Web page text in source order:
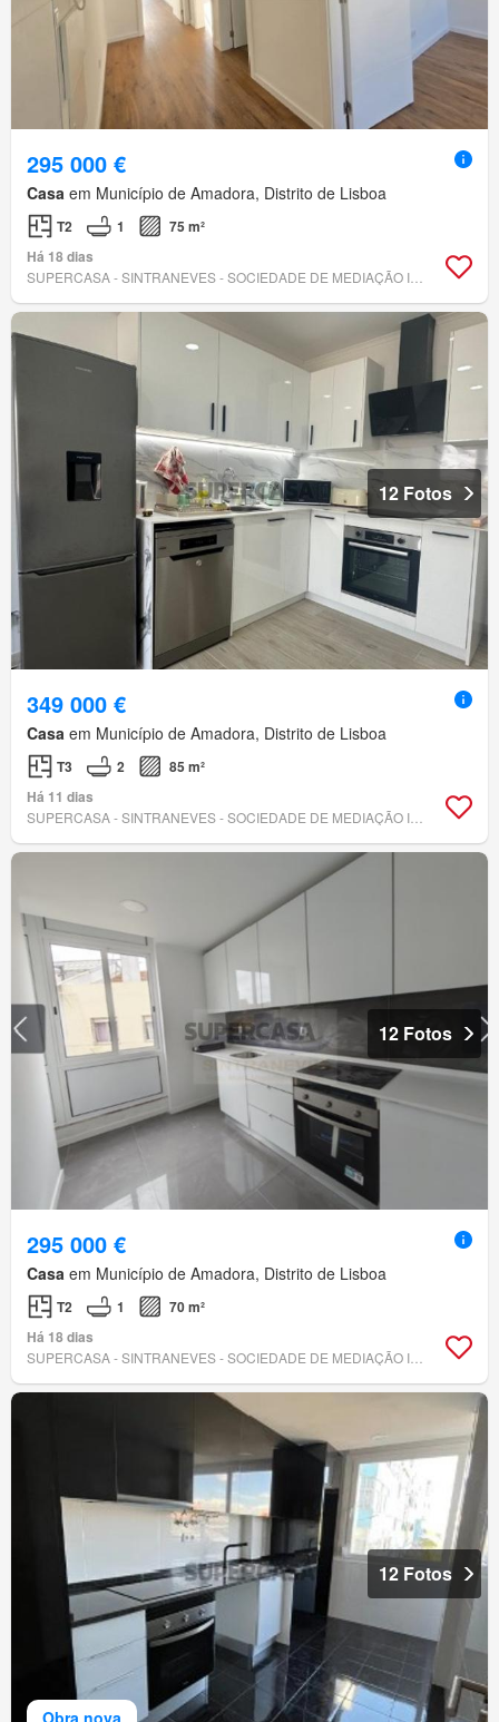
295 000 €
Casa em Município de Amadora, Distrito de Lisboa
T2 1
75 m²
Há 18 dias
12 Fotos
349 000 €
Casa em Município de Amadora, Distrito de Lisboa
T3 2
85 m²
Há 11 dias
12 Fotos
295 000 €
Casa em Município de Amadora, Distrito de Lisboa
T2 1
70 m²
Há 18 dias
Obra nova
12 Fotos